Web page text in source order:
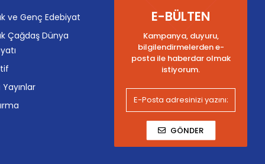
ve Genç Edebiyat
Çağdaş Dünya
Yayınlar
E-BÜLTEN
Kampanya, duyuru,
bilgilendirmelerden e-
posta ile haberdar olmak
istiyorum.
GÖNDER